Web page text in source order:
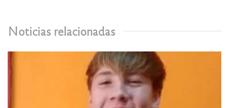
Noticias relacionadas